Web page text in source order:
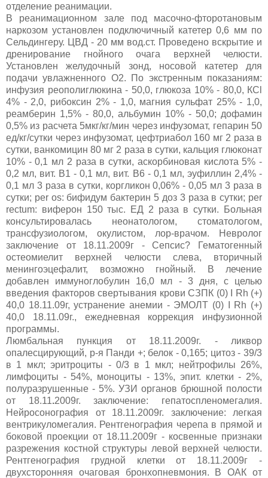
отделение реанимации.
В реанимационном зале под масочно-фторотановым
наркозом установлен подключичный катетер 0,6 мм по
Сельдингеру. ЦВД - 20 мм вод.ст. Проведено вскрытие и
дренирование гнойного очага верхней челюсти.
Установлен желудочный зонд, носовой катетер для
подачи увлажненного О2. По экстренным показаниям:
инфузия реополиглюкина - 50,0, глюкоза 10% - 80,0, КСl
4% - 2,0, рибоксин 2% - 1,0, магния сульфат 25% - 1,0,
реамберин 1,5% - 80,0, альбумин 10% - 50,0; дофамин
0,5% из расчета 5мкг/кг/мин через инфузомат, гепарин 50
ед/кг/сутки через инфузомат, цефтриабол 160 мг 2 раза в
сутки, ванкомицин 80 мг 2 раза в сутки, кальция глюконат
10% - 0,1 мл 2 раза в сутки, аскорбиновая кислота 5% -
0,2 мл, вит. В1 - 0,1 мл, вит. В6 - 0,1 мл, эуфиллин 2,4% -
0,1 мл 3 раза в сутки, коргликон 0,06% - 0,05 мл 3 раза в
сутки; per os: бифидум бактерин 5 доз 3 раза в сутки; per
rectum: виферон 150 тыс. ЕД 2 раза в сутки. Больная
консультировалась неонатологом, стоматологом,
трансфузиологом, окулистом, лор-врачом. Невролог
заключение от 18.11.2009г - Сепсис? Гематогенный
остеомиелит верхней челюсти слева, вторичный
менингоэцефалит, возможно гнойный. В лечение
добавлен иммуноглобулин 16,0 мл - 3 дня, с целью
введения факторов свертывания крови СЗПК (0) I Rh (+)
40,0 18.11.09г, устранение анемии - ЭМОЛТ (0) I Rh (+)
40,0 18.11.09г., ежедневная коррекция инфузионной
программы.
Люмбальная пункция от 18.11.2009г. - ликвор
опалесцирующий, р-я Панди +; белок - 0,165; цитоз - 39/3
в 1 мкл; эритроциты - 0/3 в 1 мкл; нейтрофилы 26%,
лимфоциты - 54%, моноциты - 13%, эпит. клетки - 2%,
полуразрушенные - 5%. УЗИ органов брюшной полости
от 18.11.2009г. заключение: гепатоспленомегалия.
Нейросонография от 18.11.2009г. заключение: легкая
вентрикуломегалия. Рентгенография черепа в прямой и
боковой проекции от 18.11.2009г - косвенные признаки
разрежения костной структуры левой верхней челюсти.
Рентгенография грудной клетки от 18.11.2009г -
двухсторонняя очаговая бронхопневмония. В ОАК от